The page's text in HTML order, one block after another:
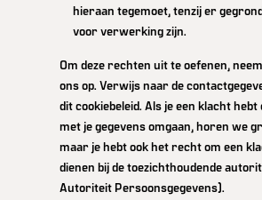
hieraan tegemoet, tenzij er
voor verwerking zijn.
Om deze rechten uit te oefenen,
ons op. Verwijs naar de
dit cookiebeleid. Als je een klacht
met je gegevens omgaan, horen we
maar je hebt ook het recht om een
dienen bij de toezichthoudende
Autoriteit Persoonsgegevens).